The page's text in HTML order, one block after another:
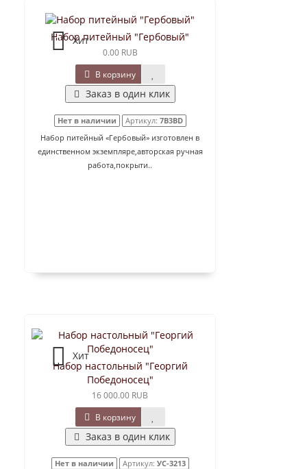
Хит
Набор питейный "Гербовый"
0.00 RUB
В корзину
Заказ в один клик
Нет в наличии Артикул: 7B3BD
Набор питейный «Гербовый» изготовлен в
единственном экземпляре,авторская ручная
работа,покрыти..
Хит
Набор настольный "Георгий
Победоносец"
16 000.00 RUB
В корзину
Заказ в один клик
Нет в наличии Артикул: УС-3213